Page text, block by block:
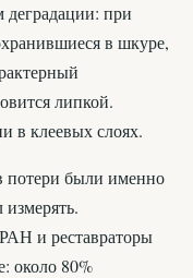
деградации: при
в шкуре,
липкой.
в клеевых слоях.
потери были именно
и реставраторы
около 80%